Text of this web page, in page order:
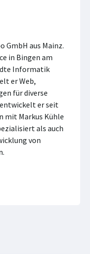
GmbH aus Mainz.
in Bingen am
Informatik
er Web,
für diverse
er seit
mit Markus Kühle
als auch
von